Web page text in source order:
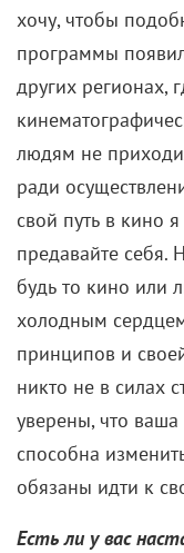
хочу, чтобы
программы
других регионах,
людям не
ради
свой путь в кино
предавайте себя.
будь то кино или
холодным
принципов и
никто не в силах
уверены, что
способна
обязаны идти к
Есть ли у вас